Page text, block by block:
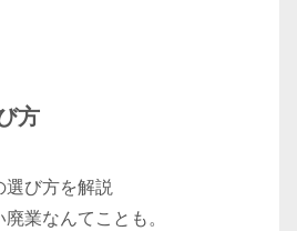
方
選び方を解説
業なんてことも。